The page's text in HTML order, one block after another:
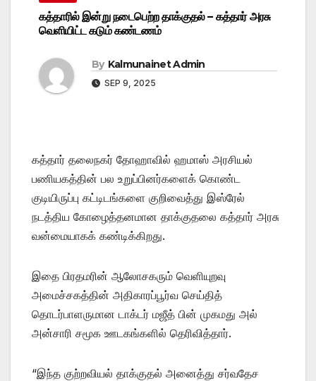
கத்தாரில் இன்று நடைபெற்ற தாக்குதல் – கத்தார் அரசு
வெளியிட்ட கடும் கண்டணம்
By Kalmunainet Admin
SEP 9, 2025
கத்தார் தலைநகர் தோஹாவில் ஹமாஸ் அரசியல்
பணியகத்தின் பல உறுப்பினர்களைக் கொண்ட
குடியிருப்பு கட்டிடங்களை குறிவைத்து இஸ்ரேல்
நடத்திய கோழைத்தனமான தாக்குதலை கத்தார் அரசு
வன்மையாகக் கண்டிக்கிறது.
இதை பிரதமரின் ஆலோசகரும் வெளியுறவு
அமைச்சகத்தின் அதிகாரப்பூர்வ செய்தித்
தொடர்பாளருமான டாக்டர் மஜீத் பின் முகமது அல்
அன்சாரி சமூக ஊடகங்களில் தெரிவித்தார்.
“இந்த குற்றவியல் தாக்குதல் அனைத்து சர்வதேச